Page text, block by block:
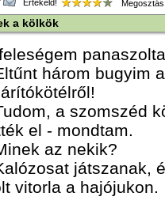
Értékeld!
a kölkök
három bugyim a
a szomszéd
el - mondtam.
az nekik?
játszanak,
vitorla a hajójukon.